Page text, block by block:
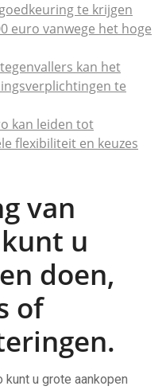
te krijgen
euro vanwege het hoge
kan het
te
kan leiden tot
flexibiliteit en keuzes
van
u
doen,
of
u grote aankopen